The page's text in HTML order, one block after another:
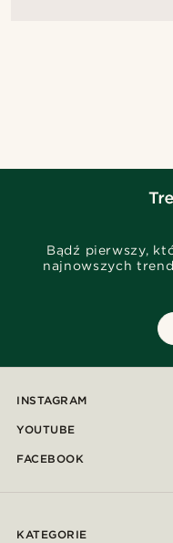
Bądź pierwszy,
najnowszych
INSTAGRAM
YOUTUBE
FACEBOOK
KATEGORIE